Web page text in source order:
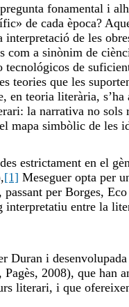
fonamental i
de cada època?
de les
com a sinònim de
de
teories que les
en teoria literària,
la narrativa no sols
mapa simbòlic de les
estrictament en el
[1] Meseguer opta per
per Borges,
entre la
Duran i
, Pagès, 2008), que han
literari, i que